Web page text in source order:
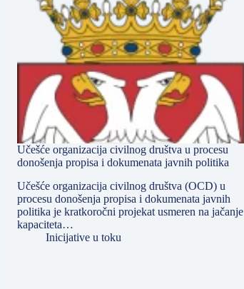
Učešće organizacija civilnog društva u procesu
donošenja propisa i dokumenata javnih politika
Učešće organizacija civilnog društva (OCD) u
procesu donošenja propisa i dokumenata javnih
politika je kratkoročni projekat usmeren na jačanje
kapaciteta…
Inicijative u toku